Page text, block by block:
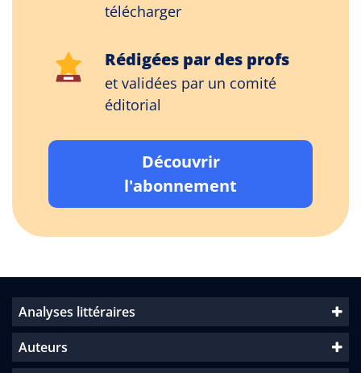
télécharger
Rédigées par des profs
et validées par un comité
éditorial
Découvrir
l'abonnement
Analyses littéraires
Auteurs